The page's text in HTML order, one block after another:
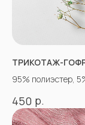
ТРИКОТАЖ-
95% полиэстер,
450 р.
ВКОНТАКТЕ
СОЦСЕТИ